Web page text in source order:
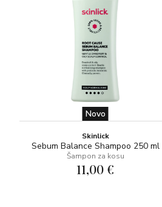
Novo
Skinlick
Sebum Balance Shampoo 250 ml
Šampon za kosu
11,00 €